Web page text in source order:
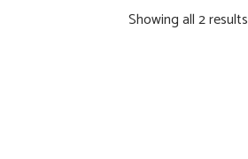
Showing all 2 results